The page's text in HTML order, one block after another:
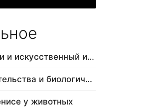
Профессии и искусственный интеллект
Место жительства и биологический в…
у животных